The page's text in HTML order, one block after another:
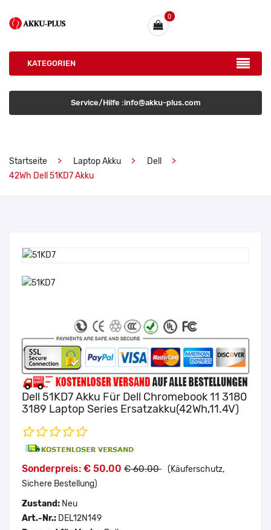
0
KATEGORIEN
Service/Hilfe :info@akku-plus.com
Startseite Laptop Akku
Dell
42Wh Dell 51KD7 Akku
Dell 51KD7 Akku Für Dell Chromebook 11 3180
3189 Laptop Series Ersatzakku(42Wh,11.4V)
Sonderpreis: € 50.00 € 60.00 (Käuferschutz,
Sichere Bestellung)
Zustand: Neu
Art.-Nr.: DEL12N149